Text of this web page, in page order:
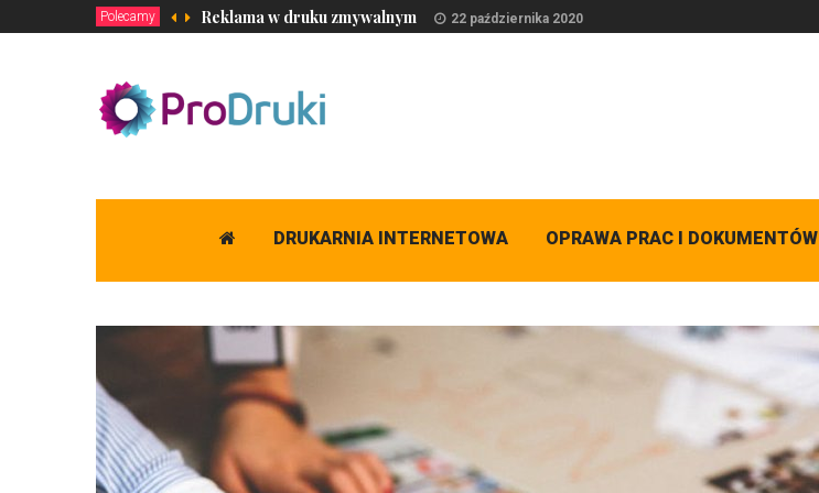
Polecamy Reklama w druku zmywalnym 22 października 2020
DRUKARNIA INTERNETOWA OPRAWA PRAC I DOKUMENTÓW